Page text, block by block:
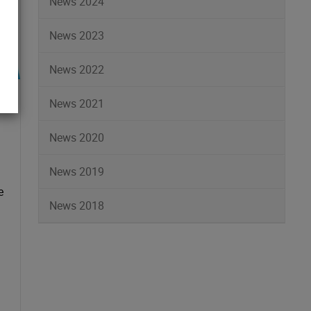
News 2023
News 2022
News 2021
News 2020
News 2019
News 2018